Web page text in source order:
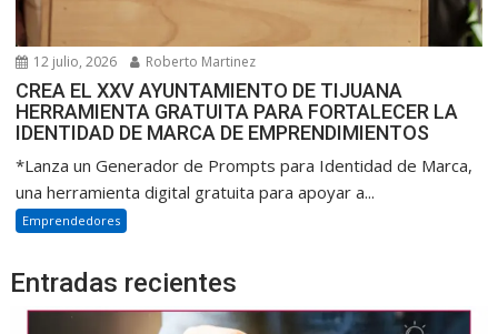
12 julio, 2026 Roberto Martinez
CREA EL XXV AYUNTAMIENTO DE TIJUANA
HERRAMIENTA GRATUITA PARA FORTALECER LA
IDENTIDAD DE MARCA DE EMPRENDIMIENTOS
*Lanza un Generador de Prompts para Identidad de Marca,
una herramienta digital gratuita para apoyar a...
Emprendedores
Entradas recientes